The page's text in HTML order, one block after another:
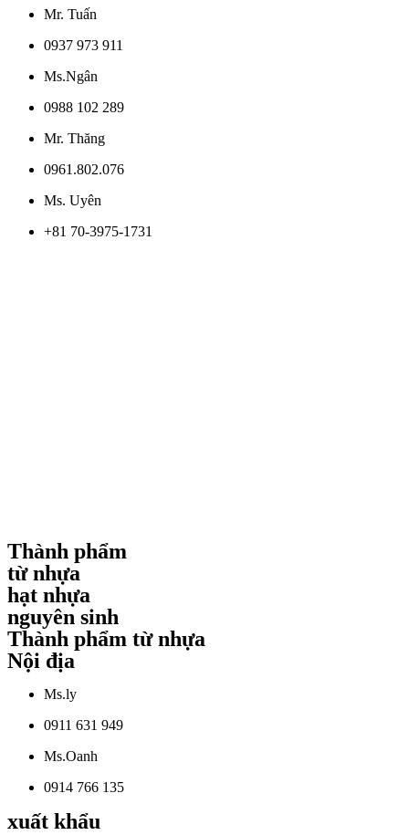
Mr. Tuấn
0937 973 911
Ms.Ngân
0988 102 289
Mr. Thăng
0961.802.076
Ms. Uyên
+81 70-3975-1731
Thành phẩm
từ nhựa
hạt nhựa
nguyên sinh
Thành phẩm từ nhựa
Nội địa
Ms.ly
0911 631 949
Ms.Oanh
0914 766 135
xuất khẩu